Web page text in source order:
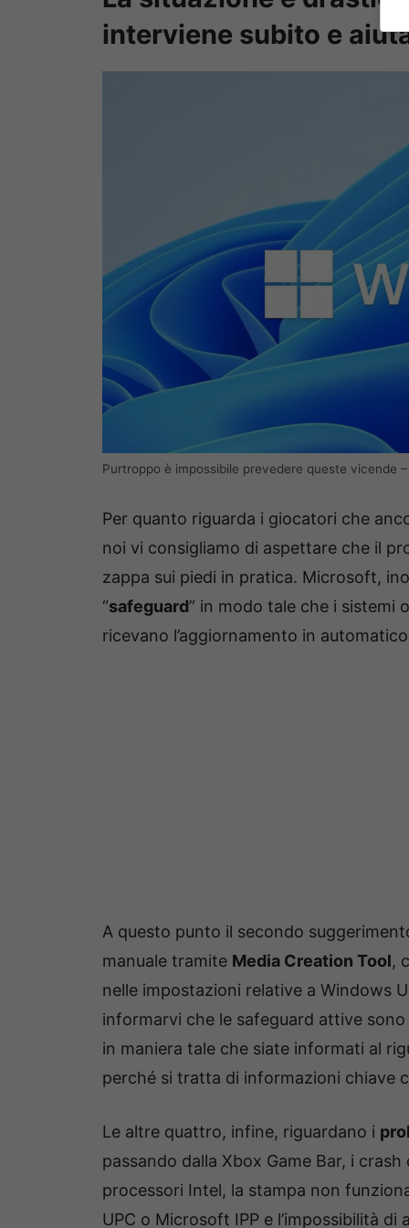
interviene subito e
Purtroppo è impossibile prevedere queste vicende
Per quanto riguarda i giocatori che
noi vi consigliamo di aspettare che il
zappa sui piedi in pratica. Microsoft,
“safeguard” in modo tale che i sistemi
ricevano l’aggiornamento in
A questo punto il secondo
manuale tramite Media Creation Tool,
nelle impostazioni relative a Windows
informarvi che le safeguard attive
in maniera tale che siate informati al
perché si tratta di informazioni chiave
Le altre quattro, infine, riguardano i
passando dalla Xbox Game Bar, i
processori Intel, la stampa non
UPC o Microsoft IPP e l’impossibilità